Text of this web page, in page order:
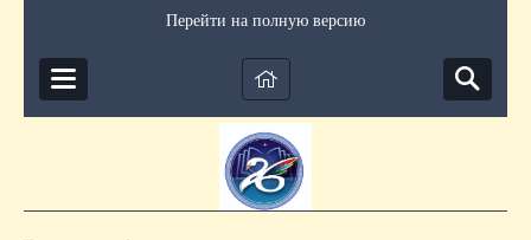
Перейти на полную версию